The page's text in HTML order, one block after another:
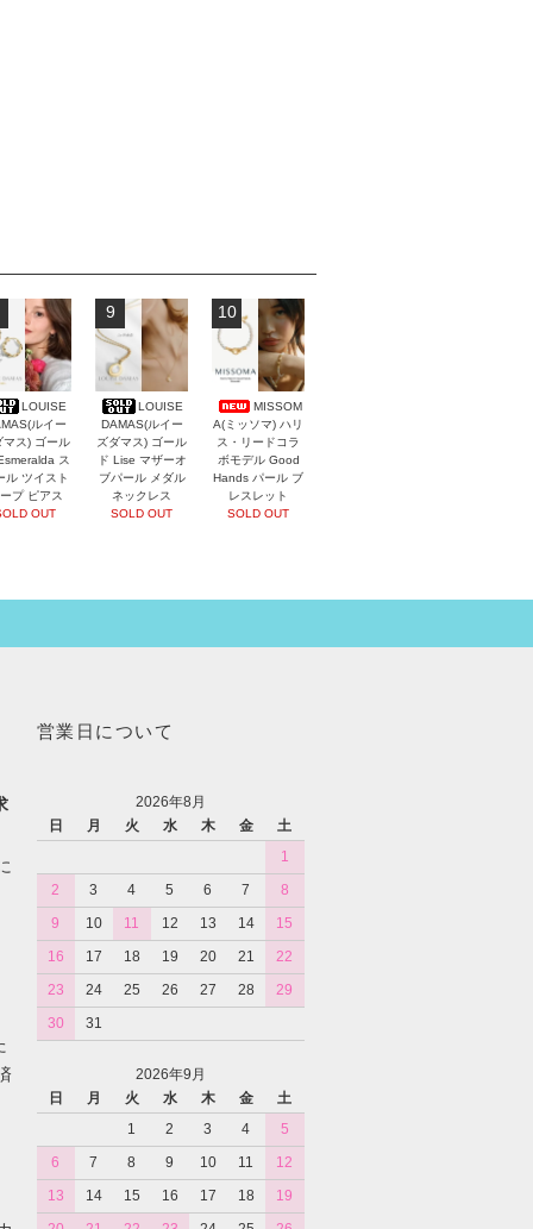
LOUISE
ルイー
マス) ゴール
ス
ル ツイスト
プ ピアス
OUT
9
LOUISE
DAMAS(ルイー
ズダマス) ゴール
ド Lise マザーオ
ブパール メダル
ネックレス
SOLD OUT
10
MISSOM
A(ミッソマ) ハリ
ス・リードコラ
ボモデル Good
Hands パール ブ
レスレット
SOLD OUT
営業日について
2026年8月
日
月 火 水 木 金
土
1
2
3 4 5 6 7
8
9
10 11 12 13 14
15
16
17 18 19 20 21
22
23
24 25 26 27 28
29
30
31
2026年9月
日
月 火 水 木 金
土
1
2 3 4
5
6
7 8 9 10 11
12
13
14 15 16 17 18
19